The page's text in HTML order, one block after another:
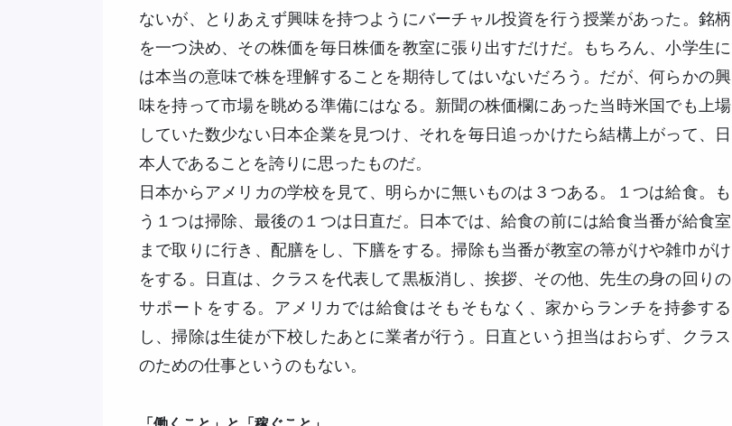
ないが、とりあえず興味を持つようにバーチャル投資を行う授業があった。銘柄
を一つ決め、その株価を毎日株価を教室に張り出すだけだ。もちろん、小学生に
は本当の意味で株を理解することを期待してはいないだろう。だが、何らかの興
味を持って市場を眺める準備にはなる。新聞の株価欄にあった当時米国でも上場
していた数少ない日本企業を見つけ、それを毎日追っかけたら結構上がって、日
本人であることを誇りに思ったものだ。
日本からアメリカの学校を見て、明らかに無いものは３つある。１つは給食。も
う１つは掃除、最後の１つは日直だ。日本では、給食の前には給食当番が給食室
まで取りに行き、配膳をし、下膳をする。掃除も当番が教室の箒がけや雑巾がけ
をする。日直は、クラスを代表して黒板消し、挨拶、その他、先生の身の回りの
サポートをする。アメリカでは給食はそもそもなく、家からランチを持参する
し、掃除は生徒が下校したあとに業者が行う。日直という担当はおらず、クラス
のための仕事というのもない。